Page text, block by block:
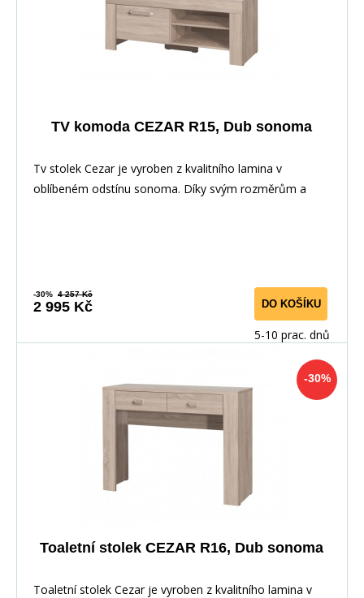
TV komoda CEZAR R15, Dub sonoma
Tv stolek Cezar je vyroben z kvalitního lamina v
oblíbeném odstínu sonoma. Díky svým rozměrům a
-30% 4 257 Kč
2 995 Kč DO KOŠÍKU
5-10 prac. dnů
-30%
Toaletní stolek CEZAR R16, Dub sonoma
Toaletní stolek Cezar je vyroben z kvalitního lamina v